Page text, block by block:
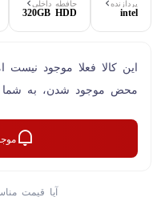
پردازنده
intel
حافطه داخلی
320GB HDD
این کالا فعلا موجود نیست
محض موجود شدن، به شما
آیا قیمت